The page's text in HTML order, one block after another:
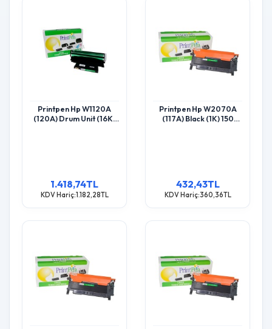
Printpen Hp W1120A
(120A) Drum Unit (16K)
1.418,74TL
KDV Hariç:1.182,28TL
Printpen Hp W2070A
(117A) Black (1K) 150
432,43TL
KDV Hariç:360,36TL